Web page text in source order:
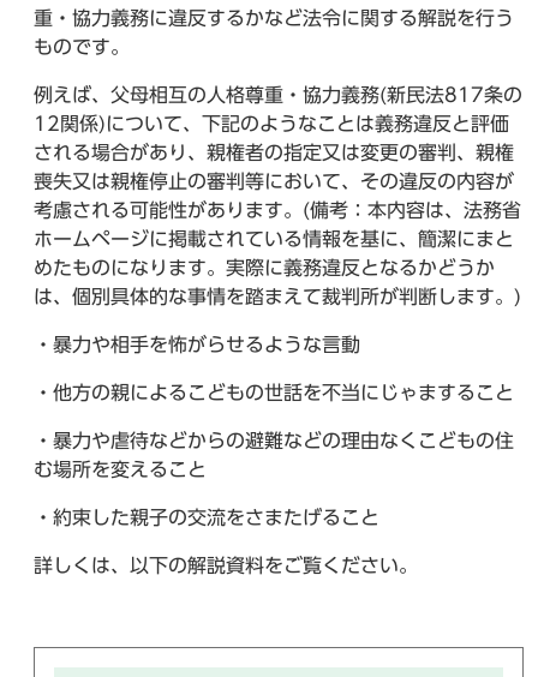
重・協力義務に違反するかなど法令に関する解説を行う
ものです。
例えば、父母相互の人格尊重・協力義務(新民法817条の
12関係)について、下記のようなことは義務違反と評価
される場合があり、親権者の指定又は変更の審判、親権
喪失又は親権停止の審判等において、その違反の内容が
考慮される可能性があります。(備考：本内容は、法務省
ホームページに掲載されている情報を基に、簡潔にまと
めたものになります。実際に義務違反となるかどうか
は、個別具体的な事情を踏まえて裁判所が判断します。)
・暴力や相手を怖がらせるような言動
・他方の親によるこどもの世話を不当にじゃますること
・暴力や虐待などからの避難などの理由なくこどもの住
む場所を変えること
・約束した親子の交流をさまたげること
詳しくは、以下の解説資料をご覧ください。